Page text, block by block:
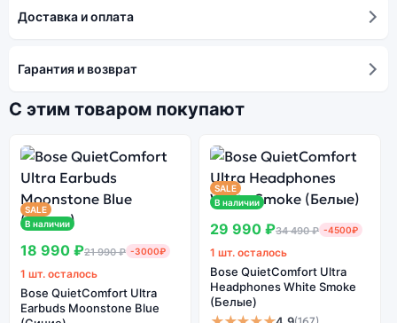
Доставка и оплата
Гарантия и возврат
С этим товаром покупают
SALE
В наличии
18 990 ₽21 990 ₽ -3000₽
1 шт. осталось
Bose QuietComfort Ultra
Earbuds Moonstone Blue
SALE
В наличии
29 990 ₽34 490 ₽ -4500₽
1 шт. осталось
Bose QuietComfort Ultra
Headphones White Smoke
(Белые)